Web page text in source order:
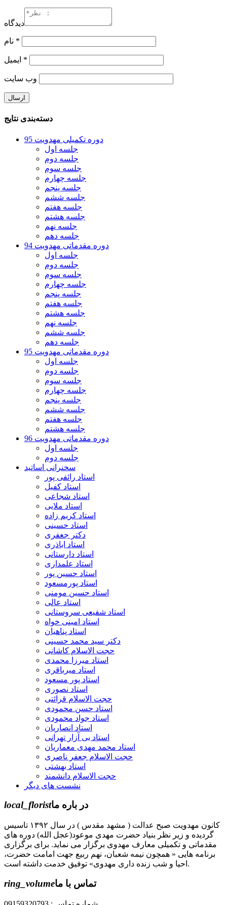
دیدگاه
*
*
وب‌ سایت
دسته‌بندی نتایج
دوره تکمیلی مهدویت 95
جلسه اول
جلسه دوم
جلسه سوم
جلسه چهارم
جلسه پنجم
جلسه ششم
جلسه هفتم
جلسه هشتم
جلسه نهم
جلسه دهم
دوره مقدماتی مهدویت 94
جلسه اول
جلسه دوم
جلسه سوم
جلسه چهارم
جلسه پنجم
جلسه هفتم
جلسه هشتم
جلسه نهم
جلسه ششم
جلسه دهم
دوره مقدماتی مهدویت 95
جلسه اول
جلسه دوم
جلسه سوم
جلسه چهارم
جلسه پنجم
جلسه ششم
جلسه هفتم
جلسه هشتم
دوره مقدماتی مهدویت 96
جلسه اول
جلسه دوم
سخنرانی اساتید
استاد رائفی پور
استاد کفیل
استاد شجاعی
استاد ملایی
استاد کریم زاده
استاد حسینی
دکتر جعفری
استاد اباذری
استاد دارستانی
استاد علمداری
استاد حسین پور
استاد پورمسعود
استاد حسین مومنی
استاد عالی
استاد شفیعی سروستانی
استاد امینی خواه
استاد پناهیان
دکتر سید محمد حسینی
حجت الاسلام کاشانی
استاد میرزا محمدی
استاد میرباقری
استاد پور مسعود
استاد نصوری
حجت الاسلام قرائتی
استاد حسن محمودی
استاد جواد محمودی
استاد انصاریان
استاد بی آزار تهرانی
استاد محمد مهدی معماریان
حجت الاسلام جعفر ناصری
استاد بهشتی
حجت الاسلام دانشمند
نشست های دیگر
local_floristدر باره ما
کانون مهدویت صبح عدالت ( مشهد مقدس ) در سال ۱۳۹۲ تاسیس
گردیده و زیر نظر بنیاد حضرت مهدی موعود(عجل الله) دوره های
مقدماتی و تکمیلی معارف مهدوی برگزار می نماید. برای برگزاری
برنامه هایی « همچون نیمه شعبان، نهم ربیع جهت امامت حضرت،
احیا و شب زنده داری مهدوی» توفیق خدمت داشته است.
ring_volumeتماس با ما